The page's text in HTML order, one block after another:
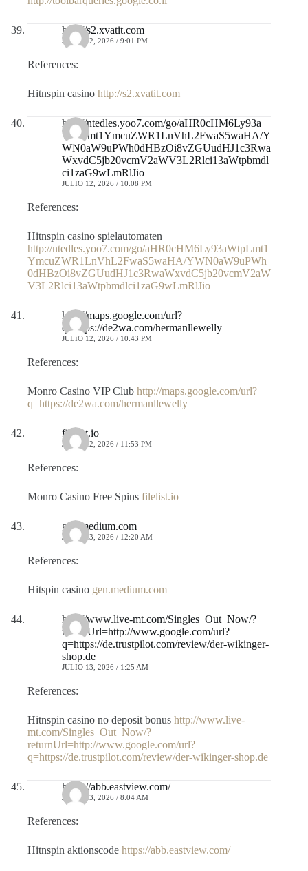
http://s2.xvatit.com
JULIO 12, 2026 / 9:01 PM
References:
Hitnspin casino http://s2.xvatit.com
http://ntedles.yoo7.com/go/aHR0cHM6Ly93a
WtpLmt1YmcuZWR1LnVhL2FwaS5waHA/Y
WN0aW9uPWh0dHBzOi8vZGUudHJ1c3Rwa
WxvdC5jb20vcmV2aWV3L2Rlci13aWtpbmdl
ci1zaG9wLmRlJio
JULIO 12, 2026 / 10:08 PM
References:
Hitnspin casino spielautomaten
http://ntedles.yoo7.com/go/aHR0cHM6Ly93aWtpLmt1
YmcuZWR1LnVhL2FwaS5waHA/YWN0aW9uPWh
0dHBzOi8vZGUudHJ1c3RwaWxvdC5jb20vcmV2aW
V3L2Rlci13aWtpbmdlci1zaG9wLmRlJio
http://maps.google.com/url?
q=https://de2wa.com/hermanllewelly
JULIO 12, 2026 / 10:43 PM
References:
Monro Casino VIP Club http://maps.google.com/url?
q=https://de2wa.com/hermanllewelly
filelist.io
JULIO 12, 2026 / 11:53 PM
References:
Monro Casino Free Spins filelist.io
gen.medium.com
JULIO 13, 2026 / 12:20 AM
References:
Hitspin casino gen.medium.com
http://www.live-mt.com/Singles_Out_Now/?
returnUrl=http://www.google.com/url?
q=https://de.trustpilot.com/review/der-wikinger-
shop.de
JULIO 13, 2026 / 1:25 AM
References:
Hitnspin casino no deposit bonus http://www.live-
mt.com/Singles_Out_Now/?
returnUrl=http://www.google.com/url?
q=https://de.trustpilot.com/review/der-wikinger-shop.de
https://abb.eastview.com/
JULIO 13, 2026 / 8:04 AM
References:
Hitnspin aktionscode https://abb.eastview.com/